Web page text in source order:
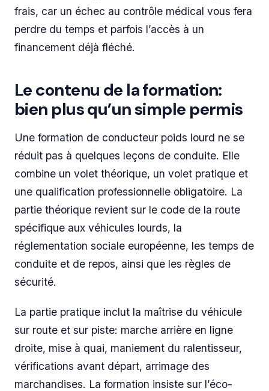
frais, car un échec au contrôle médical vous fera
perdre du temps et parfois l’accès à un
financement déjà fléché.
Le contenu de la formation:
bien plus qu’un simple permis
Une formation de conducteur poids lourd ne se
réduit pas à quelques leçons de conduite. Elle
combine un volet théorique, un volet pratique et
une qualification professionnelle obligatoire. La
partie théorique revient sur le code de la route
spécifique aux véhicules lourds, la
réglementation sociale européenne, les temps de
conduite et de repos, ainsi que les règles de
sécurité.
La partie pratique inclut la maîtrise du véhicule
sur route et sur piste: marche arrière en ligne
droite, mise à quai, maniement du ralentisseur,
vérifications avant départ, arrimage des
marchandises. La formation insiste sur l’éco-